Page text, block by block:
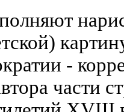
-
части